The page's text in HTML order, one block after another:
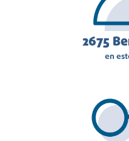
3125
en